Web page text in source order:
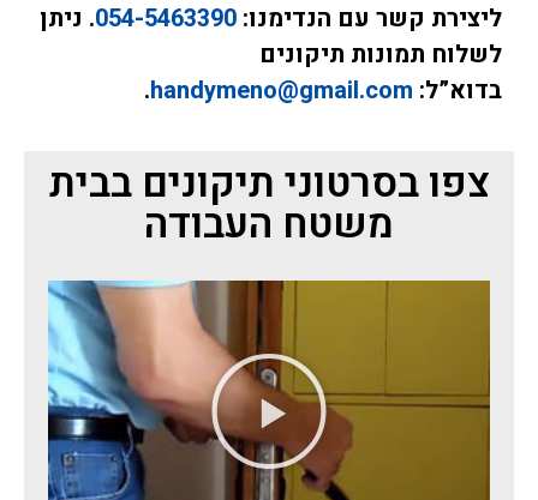
ליצירת קשר עם הנדימנו: 054-5463390. ניתן
לשלוח תמונות תיקונים
בדוא”ל: handymeno@gmail.com
.
צפו בסרטוני תיקונים בבית
משטח העבודה